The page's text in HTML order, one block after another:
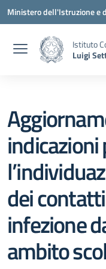
Vai ai contenuti
Vai al menu di navigazione
Vai al footer
Ministero dell'Istruzione e
Istituto
Luigi
indicazioni
dei
infezione
ambito